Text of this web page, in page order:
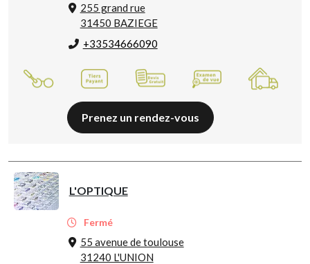
255 grand rue
31450 BAZIEGE
+33534666090
Prenez un rendez-vous
L'OPTIQUE
Fermé
55 avenue de toulouse
31240 L'UNION